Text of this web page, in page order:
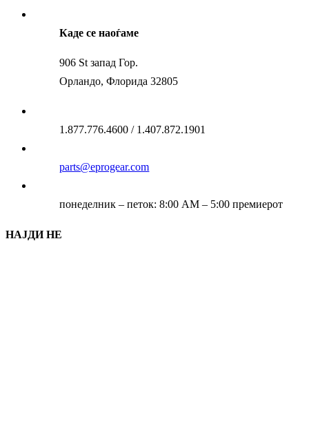
Каде се наоѓаме
906 St запад Гор.
Орландо, Флорида 32805
1.877.776.4600 / 1.407.872.1901
parts@eprogear.com
понеделник – петок: 8:00 AM – 5:00 премиерот
НАЈДИ НЕ